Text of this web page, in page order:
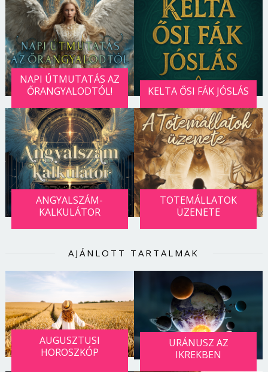
NAPI ÚTMUTATÁS AZ
ŐRANGYALODTÓL!
KELTA ŐSI FÁK JÓSLÁS
ANGYALSZÁM-
KALKULÁTOR
TOTEMÁLLATOK
ÜZENETE
AJÁNLOTT TARTALMAK
AUGUSZTUSI
HOROSZKÓP
URÁNUSZ AZ
IKREKBEN